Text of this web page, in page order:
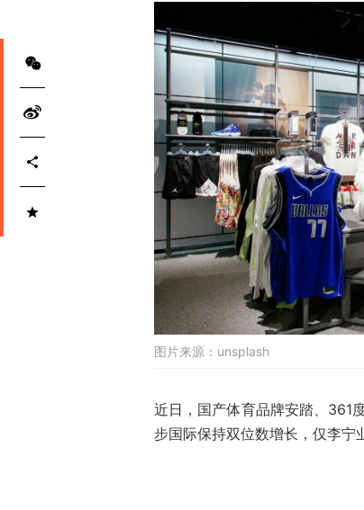
图片来源： unsplash
近日，国产体育品牌安踏、361
步国际保持双位数增长，仅李宁